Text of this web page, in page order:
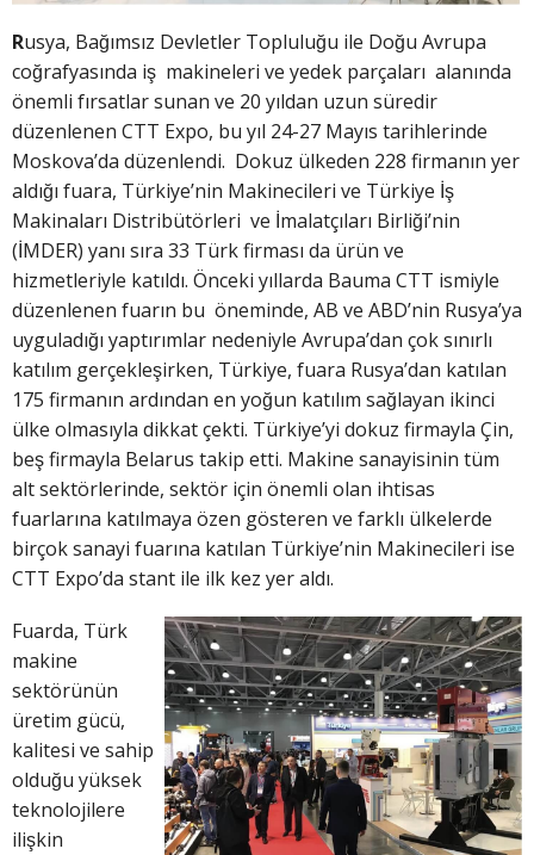
Rusya, Bağımsız Devletler Topluluğu ile Doğu Avrupa
coğrafyasında iş makineleri ve yedek parçaları alanında
önemli fırsatlar sunan ve 20 yıldan uzun süredir
düzenlenen CTT Expo, bu yıl 24-27 Mayıs tarihlerinde
Moskova’da düzenlendi. Dokuz ülkeden 228 firmanın yer
aldığı fuara, Türkiye’nin Makinecileri ve Türkiye İş
Makinaları Distribütörleri ve İmalatçıları Birliği’nin
(İMDER) yanı sıra 33 Türk firması da ürün ve
hizmetleriyle katıldı. Önceki yıllarda Bauma CTT ismiyle
düzenlenen fuarın bu öneminde, AB ve ABD’nin Rusya’ya
uyguladığı yaptırımlar nedeniyle Avrupa’dan çok sınırlı
katılım gerçekleşirken, Türkiye, fuara Rusya’dan katılan
175 firmanın ardından en yoğun katılım sağlayan ikinci
ülke olmasıyla dikkat çekti. Türkiye’yi dokuz firmayla Çin,
beş firmayla Belarus takip etti. Makine sanayisinin tüm
alt sektörlerinde, sektör için önemli olan ihtisas
fuarlarına katılmaya özen gösteren ve farklı ülkelerde
birçok sanayi fuarına katılan Türkiye’nin Makinecileri ise
CTT Expo’da stant ile ilk kez yer aldı.
Fuarda, Türk
makine
sektörünün
üretim gücü,
kalitesi ve sahip
olduğu yüksek
teknolojilere
ilişkin